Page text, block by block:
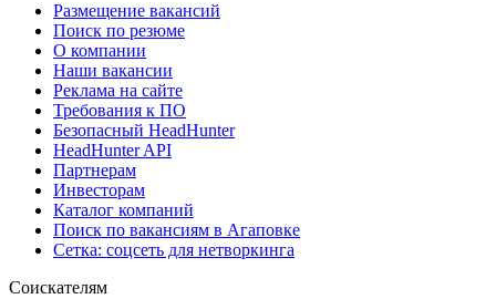
Размещение вакансий
Поиск по резюме
О компании
Наши вакансии
Реклама на сайте
Требования к ПО
Безопасный HeadHunter
HeadHunter API
Партнерам
Инвесторам
Каталог компаний
Поиск по вакансиям в Агаповке
Сетка: соцсеть для нетворкинга
Соискателям